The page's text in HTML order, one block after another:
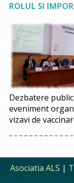
ROLUL SI
Dezbatere
eveniment
vizavi de
Asociatia ALS |